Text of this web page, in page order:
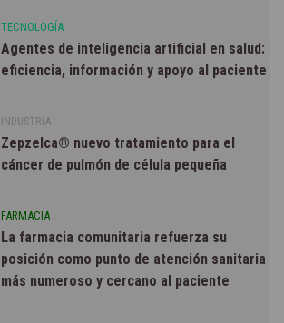
TECNOLOGÍA
Agentes de inteligencia artificial en salud:
eficiencia, información y apoyo al paciente
INDUSTRIA
Zepzelca® nuevo tratamiento para el
cáncer de pulmón de célula pequeña
FARMACIA
La farmacia comunitaria refuerza su
posición como punto de atención sanitaria
más numeroso y cercano al paciente